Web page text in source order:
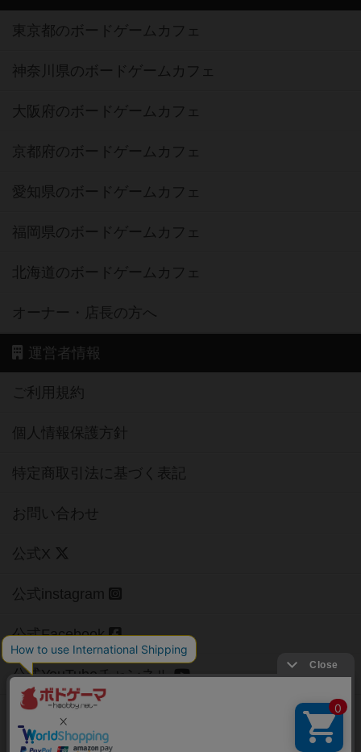
東京都のボードゲームカフェ
神奈川県のボードゲームカフェ
大阪府のボードゲームカフェ
京都府のボードゲームカフェ
愛知県のボードゲームカフェ
福岡県のボードゲームカフェ
北海道のボードゲームカフェ
オーナー・店長の方へ
運営者情報
ご利用規約
個人情報保護方針
特定商取引法に基づく表記
お問い合わせ
公式X
公式instagram
公式Facebook
公式YouTubeチャンネル